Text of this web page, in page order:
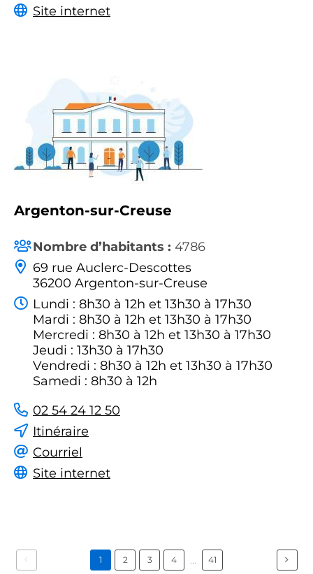
Site internet
Argenton-sur-Creuse
Nombre d’habitants : 4786
69 rue Auclerc-Descottes
36200 Argenton-sur-Creuse
Lundi : 8h30 à 12h et 13h30 à 17h30
Mardi : 8h30 à 12h et 13h30 à 17h30
Mercredi : 8h30 à 12h et 13h30 à 17h30
Jeudi : 13h30 à 17h30
Vendredi : 8h30 à 12h et 13h30 à 17h30
Samedi : 8h30 à 12h
02 54 24 12 50
Itinéraire
Courriel
Site internet
1 2 3 4 41